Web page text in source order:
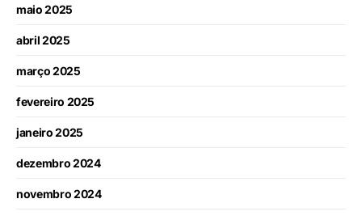
maio 2025
abril 2025
março 2025
fevereiro 2025
janeiro 2025
dezembro 2024
novembro 2024